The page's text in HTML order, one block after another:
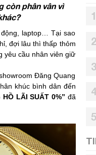
còn phân vân vì
laptop… Tại sao
đợi lâu thì thấp thỏm
yêu cầu nhân viên giữ
Đăng Quang
khúc bình dân đến
HỒ LÃI SUẤT 0%” đã
1
2
3
4
5